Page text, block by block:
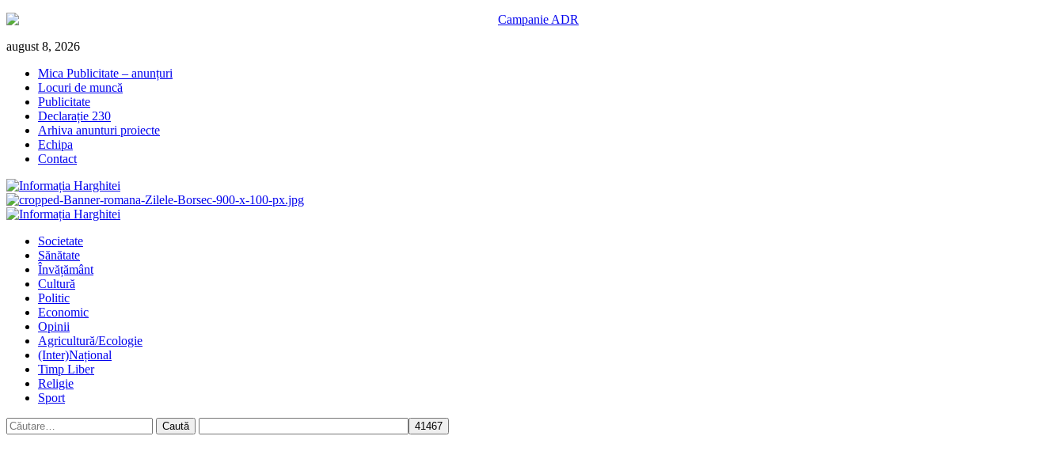
Skip
content
august 8, 2026
Mica Publicitate – anunțuri
Locuri de muncă
Publicitate
Declarație 230
Arhiva anunturi proiecte
Echipa
Contact
Primary
Societate
Sănătate
Învățământ
Cultură
Politic
Economic
Opinii
Agricultură/Ecologie
(Inter)Național
Timp Liber
Religie
Sport
Caută
după: